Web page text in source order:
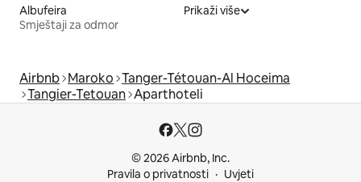
Albufeira
Smještaji za odmor
Prikaži više
Airbnb Maroko Tanger-Tétouan-Al Hoceima
Tangier-Tetouan Aparthoteli
© 2026 Airbnb, Inc.
Pravila o privatnosti
Uvjeti